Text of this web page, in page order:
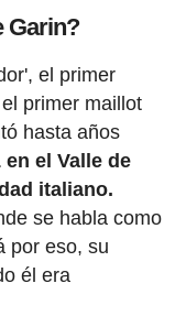
Garin?
el primer
primer maillot
hasta años
el Valle de
italiano.
se habla como
por eso, su
él era